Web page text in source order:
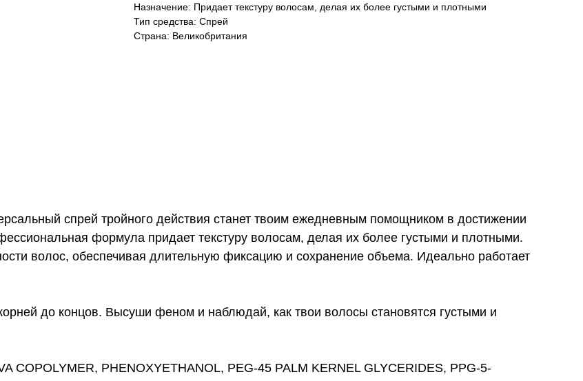
Назначение: Придает текстуру волосам, делая их более густыми и плотными
Тип средства: Спрей
Страна: Великобритания
спрей тройного действия станет твоим ежедневным помощником в достижении
формула придает текстуру волосам, делая их более густыми и плотными.
волос, обеспечивая длительную фиксацию и сохранение объема. Идеально работает
до концов. Высуши феном и наблюдай, как твои волосы становятся густыми и
COPOLYMER, PHENOXYETHANOL, PEG-45 PALM KERNEL GLYCERIDES, PPG-5-